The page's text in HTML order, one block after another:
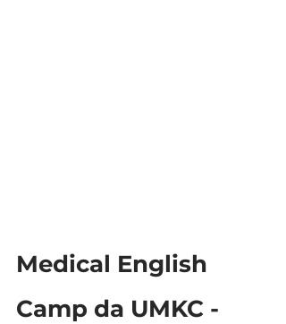
Medical English
Camp da UMKC -